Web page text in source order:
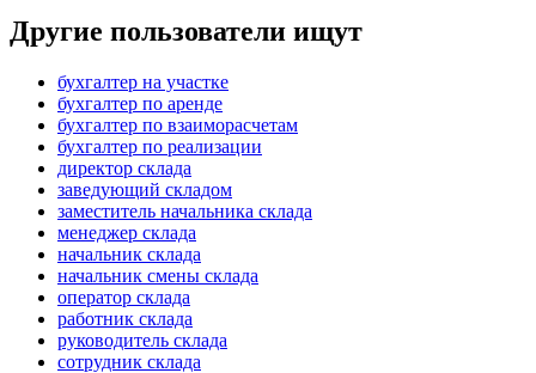
Другие пользователи ищут
бухгалтер на участке
бухгалтер по аренде
бухгалтер по взаиморасчетам
бухгалтер по реализации
директор склада
заведующий складом
заместитель начальника склада
менеджер склада
начальник склада
начальник смены склада
оператор склада
работник склада
руководитель склада
сотрудник склада